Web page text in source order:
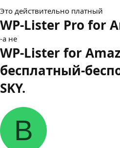
Это действительно платный
WP-Lister Pro for
-а не
WP-Lister for
бесплатный-
SKY.
B